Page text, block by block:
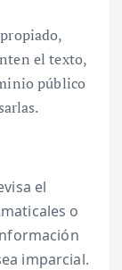
el texto,
público
el
o
imparcial.